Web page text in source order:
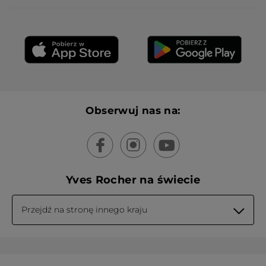
Obserwuj nas na:
Yves Rocher na świecie
Przejdź na stronę innego kraju